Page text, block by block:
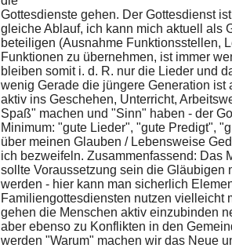
Gottesdienste gehen. Der Gottesdienst
gleiche Ablauf, ich kann mich aktuell als
beteiligen (Ausnahme Funktionsstellen,
Funktionen zu übernehmen, ist immer
bleiben somit i. d. R. nur die Lieder und
wenig Gerade die jüngere Generation ist
aktiv ins Geschehen, Unterricht,
Spaß" machen und "Sinn" haben - der
Minimum: "gute Lieder", "gute Predigt",
über meinen Glauben / Lebensweise
ich bezweifeln. Zusammenfassend: Das
sollte Voraussetzung sein die Gläubigen
werden - hier kann man sicherlich
Familiengottesdiensten nutzen vielleicht
gehen die Menschen aktiv einzubinden
aber ebenso zu Konflikten in den
werden "Warum" machen wir das Neue